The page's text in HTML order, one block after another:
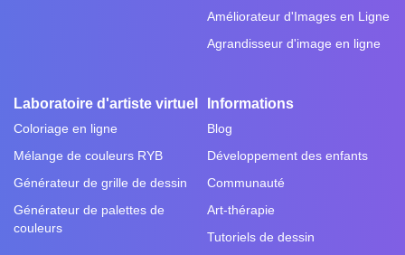
Améliorateur d'Images en Ligne
Agrandisseur d'image en ligne
Laboratoire d'artiste virtuel
Coloriage en ligne
Mélange de couleurs RYB
Générateur de grille de dessin
Générateur de palettes de
couleurs
Informations
Blog
Développement des enfants
Communauté
Art-thérapie
Tutoriels de dessin